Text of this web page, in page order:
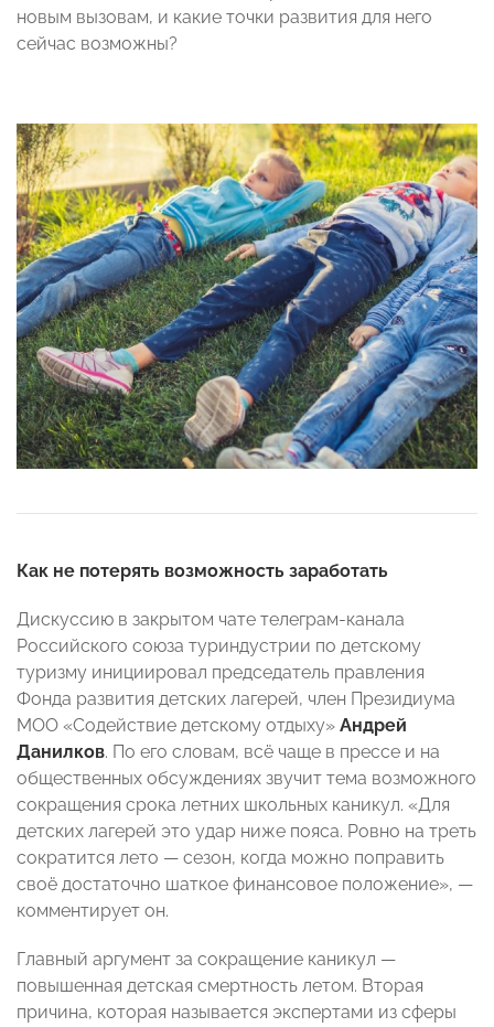
новым вызовам, и какие точки развития для него
сейчас возможны?
Как не потерять возможность заработать
Дискуссию в закрытом чате телеграм-канала
Российского союза туриндустрии по детскому
туризму инициировал председатель правления
Фонда развития детских лагерей, член Президиума
МОО «Содействие детскому отдыху» Андрей
Данилков. По его словам, всё чаще в прессе и на
общественных обсуждениях звучит тема возможного
сокращения срока летних школьных каникул. «Для
детских лагерей это удар ниже пояса. Ровно на треть
сократится лето — сезон, когда можно поправить
своё достаточно шаткое финансовое положение», —
комментирует он.
Главный аргумент за сокращение каникул —
повышенная детская смертность летом. Вторая
причина, которая называется экспертами из сферы